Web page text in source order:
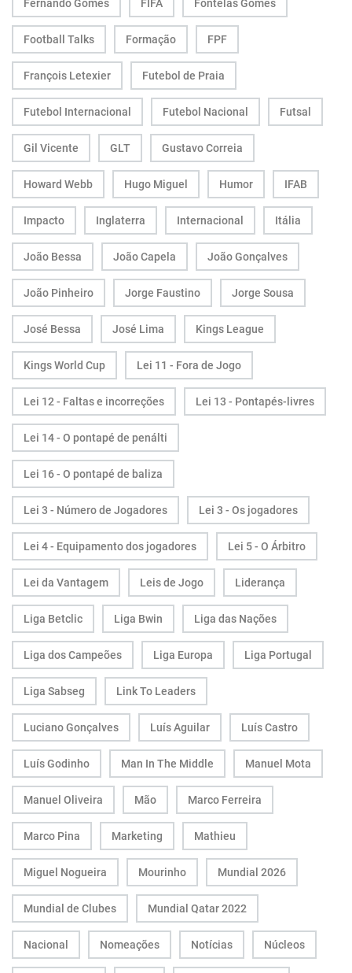
Fernando Gomes FIFA Fontelas Gomes
Football Talks Formação FPF
François Letexier Futebol de Praia
Futebol Internacional Futebol Nacional Futsal
Gil Vicente GLT Gustavo Correia
Howard Webb Hugo Miguel Humor IFAB
Impacto Inglaterra Internacional Itália
João Bessa João Capela João Gonçalves
João Pinheiro Jorge Faustino Jorge Sousa
José Bessa José Lima Kings League
Kings World Cup Lei 11 - Fora de Jogo
Lei 12 - Faltas e incorreções Lei 13 - Pontapés-livres
Lei 14 - O pontapé de penálti
Lei 16 - O pontapé de baliza
Lei 3 - Número de Jogadores Lei 3 - Os jogadores
Lei 4 - Equipamento dos jogadores Lei 5 - O Árbitro
Lei da Vantagem Leis de Jogo Liderança
Liga Betclic Liga Bwin Liga das Nações
Liga dos Campeões Liga Europa Liga Portugal
Liga Sabseg Link To Leaders
Luciano Gonçalves Luís Aguilar Luís Castro
Luís Godinho Man In The Middle Manuel Mota
Manuel Oliveira Mão Marco Ferreira
Marco Pina Marketing Mathieu
Miguel Nogueira Mourinho Mundial 2026
Mundial de Clubes Mundial Qatar 2022
Nacional Nomeações Notícias Núcleos